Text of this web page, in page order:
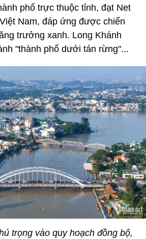
phố trực thuộc tỉnh, đạt Net
Nam, đáp ứng được chiến
trưởng xanh. Long Khánh
"thành phố dưới tán rừng"...
trọng vào quy hoạch đồng bộ,